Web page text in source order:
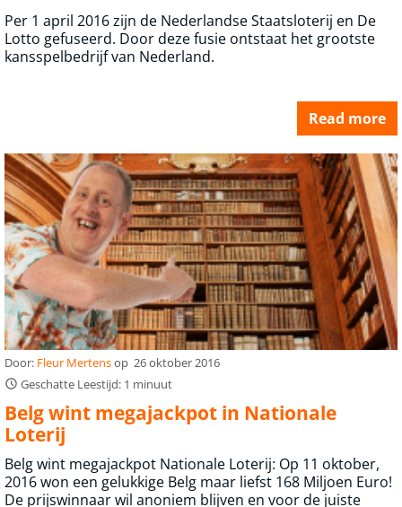
Per 1 april 2016 zijn de Nederlandse Staatsloterij en De
Lotto gefuseerd. Door deze fusie ontstaat het grootste
kansspelbedrijf van Nederland.
Read more
Door: Fleur Mertensop 26 oktober 2016
Geschatte Leestijd: 1 minuut
Belg wint megajackpot in Nationale
Loterij
Belg wint megajackpot Nationale Loterij: Op 11 oktober,
2016 won een gelukkige Belg maar liefst 168 Miljoen Euro!
De prijswinnaar wil anoniem blijven en voor de juiste